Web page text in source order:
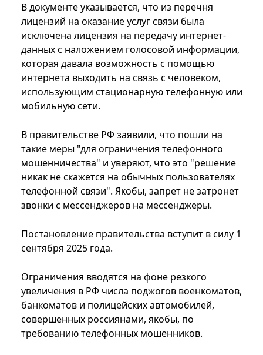
В документе указывается, что из перечня
лицензий на оказание услуг связи была
исключена лицензия на передачу интернет-
данных с наложением голосовой информации,
которая давала возможность с помощью
интернета выходить на связь с человеком,
использующим стационарную телефонную или
мобильную сети.
В правительстве РФ заявили, что пошли на
такие меры "для ограничения телефонного
мошенничества" и уверяют, что это "решение
никак не скажется на обычных пользователях
телефонной связи". Якобы, запрет не затронет
звонки с мессенджеров на мессенджеры.
Постановление правительства вступит в силу 1
сентября 2025 года.
Ограничения вводятся на фоне резкого
увеличения в РФ числа поджогов военкоматов,
банкоматов и полицейских автомобилей,
совершенных россиянами, якобы, по
требованию телефонных мошенников.